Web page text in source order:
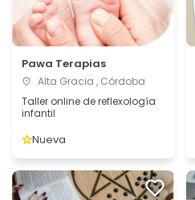
Pawa Terapias
Alta Gracia , Córdoba
Taller online de reflexología
infantil
Nueva